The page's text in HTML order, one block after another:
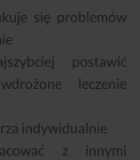
się problemów
postawić
leczenie
indywidualnie
z innymi